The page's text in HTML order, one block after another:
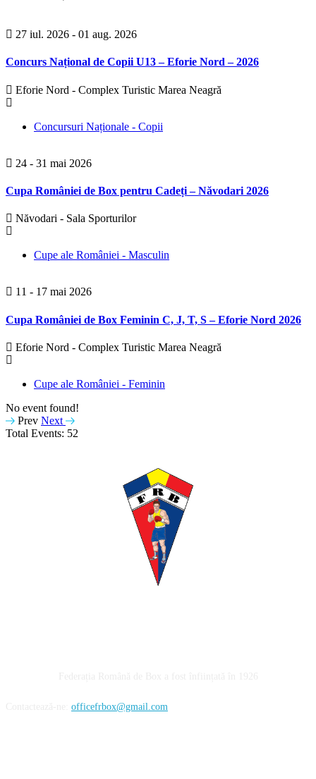
27 iul. 2026 - 01 aug. 2026
Concurs Național de Copii U13 – Eforie Nord – 2026
Eforie Nord - Complex Turistic Marea Neagră
Concursuri Naționale - Copii
24 - 31 mai 2026
Cupa României de Box pentru Cadeți – Năvodari 2026
Năvodari - Sala Sporturilor
Cupe ale României - Masculin
11 - 17 mai 2026
Cupa României de Box Feminin C, J, T, S – Eforie Nord 2026
Eforie Nord - Complex Turistic Marea Neagră
Cupe ale României - Feminin
No event found!
Prev Next
Total Events: 52
officefrbox@gmail.com